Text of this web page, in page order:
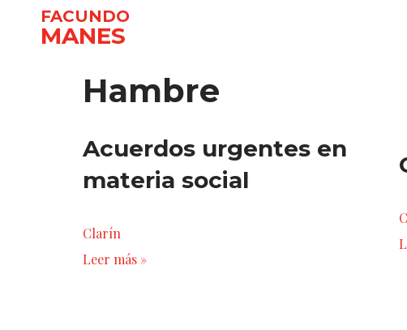
FACUNDO
MANES
Hambre
Acuerdos urgentes en
materia social
Clarín
Leer más »